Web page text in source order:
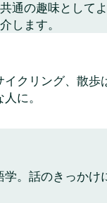
通の趣味として
します。
イクリング、散歩
に。
学。話のきっかけ